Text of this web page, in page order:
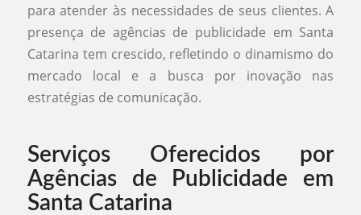
para atender às necessidades de seus clientes. A
presença de agências de publicidade em Santa
Catarina tem crescido, refletindo o dinamismo do
mercado local e a busca por inovação nas
estratégias de comunicação.
Serviços Oferecidos por
Agências de Publicidade em
Santa Catarina